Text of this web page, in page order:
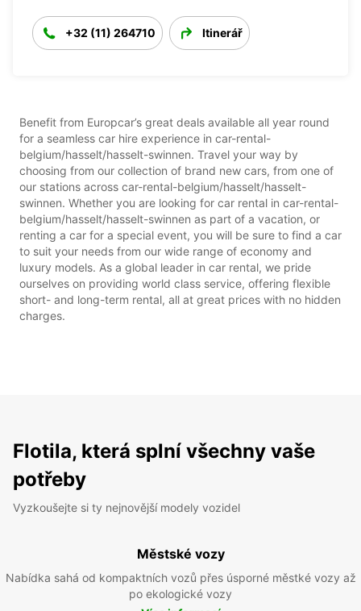
+32 (11) 264710 Itinerář
Benefit from Europcar’s great deals available all year round
for a seamless car hire experience in car-rental-
belgium/hasselt/hasselt-swinnen. Travel your way by
choosing from our collection of brand new cars, from one of
our stations across car-rental-belgium/hasselt/hasselt-
swinnen. Whether you are looking for car rental in car-rental-
belgium/hasselt/hasselt-swinnen as part of a vacation, or
renting a car for a special event, you will be sure to find a car
to suit your needs from our wide range of economy and
luxury models. As a global leader in car rental, we pride
ourselves on providing world class service, offering flexible
short- and long-term rental, all at great prices with no hidden
charges.
Flotila, která splní všechny vaše
potřeby
Vyzkoušejte si ty nejnovější modely vozidel
Městské vozy
Nabídka sahá od kompaktních vozů přes úsporné městké vozy až
po ekologické vozy